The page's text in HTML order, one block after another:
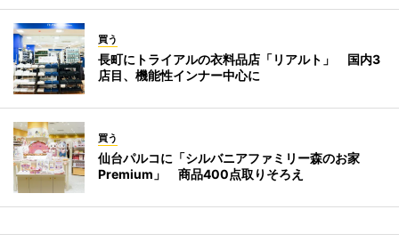
買う
長町にトライアルの衣料品店「リアルト」 国内3
店目、機能性インナー中心に
買う
仙台パルコに「シルバニアファミリー森のお家
Premium」 商品400点取りそろえ